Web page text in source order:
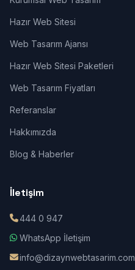
Hazır Web Sitesi
Web Tasarım Ajansı
Hazır Web Sitesi Paketleri
Web Tasarım Fiyatları
Referanslar
Hakkımızda
Blog & Haberler
İletişim
444 0 947
WhatsApp İletişim
info@dizaynwebtasarim.com